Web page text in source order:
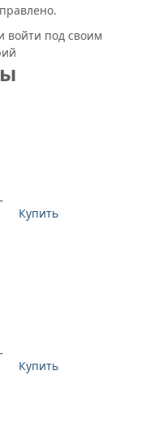
войти под своим
Купить
Купить